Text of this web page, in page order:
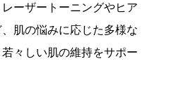
レーザートーニングやヒア
肌の悩みに応じた多様な
々しい肌の維持をサポー